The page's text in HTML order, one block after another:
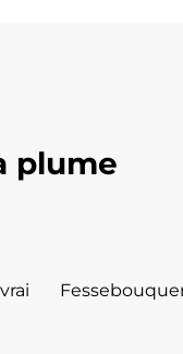
plume